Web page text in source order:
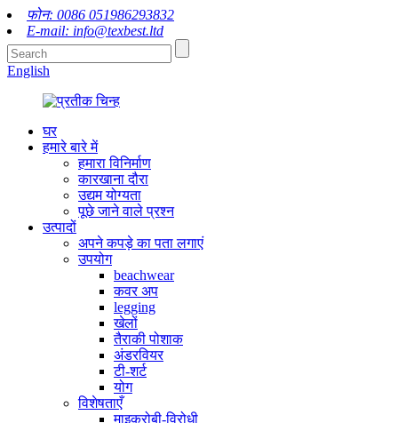
फोन: 0086 051986293832
E-mail: info@texbest.ltd
English
घर
हमारे बारे में
हमारा विनिर्माण
कारखाना दौरा
उद्यम योग्यता
पूछे जाने वाले प्रश्न
उत्पादों
अपने कपड़े का पता लगाएं
उपयोग
beachwear
कवर अप
legging
खेलों
तैराकी पोशाक
अंडरवियर
टी-शर्ट
योग
विशेषताएँ
माइक्रोबी-विरोधी